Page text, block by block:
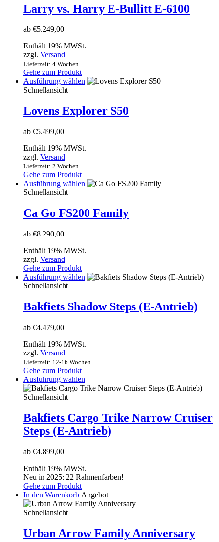
Varianten
auf.
gewählt
werden
Larry vs. Harry E-Bullitt E-6100
ab €5.249,00
Enthält 19% MWSt.
zzgl. Versand
Lieferzeit: 4 Wochen
Gehe zum Produkt
Ausführung wählen Dieses
mehrere
Varianten
Produktseite
gewählt
Schnellansicht
Lovens Explorer S50
ab €5.499,00
Enthält 19% MWSt.
zzgl. Versand
Lieferzeit: 2 Wochen
Gehe zum Produkt
Ausführung wählen Dieses
mehrere
Varianten
der
Produktseite
Schnellansicht
Ca Go FS200 Family
ab €8.290,00
Enthält 19% MWSt.
zzgl. Versand
Gehe zum Produkt
Ausführung wählen Dieses
mehrere
Varianten
der
werden
Schnellansicht
Bakfiets Shadow Steps (E-Antrieb)
ab €4.479,00
Enthält 19% MWSt.
zzgl. Versand
Lieferzeit: 12-16 Wochen
Gehe zum Produkt
Ausführung wählen
Produkt
Varianten
auf.
Die
Produktseite
werden
Schnellansicht
Bakfiets Cargo Trike Narrow Cruiser
Steps (E-Antrieb)
ab €4.899,00
Enthält 19% MWSt.
Neu in 2025: 22 Rahmenfarben!
Gehe zum Produkt
In den Warenkorb Angebot
Schnellansicht
Urban Arrow Family Anniversary